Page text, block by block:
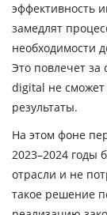
эффективность
замедлят
необходимости
Это повлечет за
digital не
результаты.
На этом фоне
2023–2024 годы
отрасли и не
такое решение